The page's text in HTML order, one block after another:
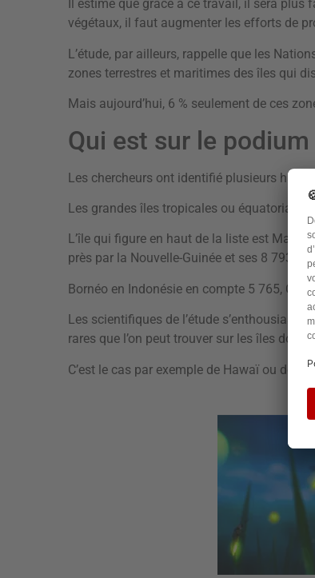
Il estime que grâce à ce travail, il sera
végétaux, il faut augmenter les efforts de
L’étude, par ailleurs, rappelle que les
zones terrestres et maritimes des îles qui
Mais aujourd’hui, 6 % seulement de ces
Qui est sur le podium
Les chercheurs ont identifié plusieurs
Les grandes îles tropicales ou équatoriales
L’île qui figure en haut de la liste est
près par la Nouvelle-Guinée et ses 8 793
Bornéo en Indonésie en compte 5 765,
Les scientifiques de l’étude
rares que l’on peut trouver sur les îles dont
C’est le cas par exemple de Hawaï ou de